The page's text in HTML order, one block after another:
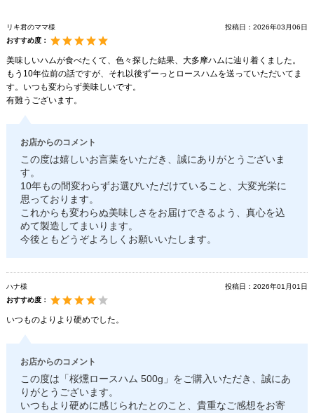
リキ君のママ様 投稿日： 2026年03月06日
おすすめ度：
美味しいハムが食べたくて、色々探した結果、大多摩ハムに辿り着くました。
もう10年位前の話ですが、それ以後ずーっとロースハムを送っていただいてま
す。いつも変わらず美味しいです。
有難うございます。
お店からのコメント
この度は嬉しいお言葉をいただき、誠にありがとうございま
す。
10年もの間変わらずお選びいただけていること、大変光栄に
思っております。
これからも変わらぬ美味しさをお届けできるよう、真心を込
めて製造してまいります。
今後ともどうぞよろしくお願いいたします。
ハナ様 投稿日： 2026年01月01日
おすすめ度：
いつものよりより硬めでした。
お店からのコメント
この度は「桜燻ロースハム 500g」をご購入いただき、誠にあ
りがとうございます。
いつもより硬めに感じられたとのこと、貴重なご感想をお寄